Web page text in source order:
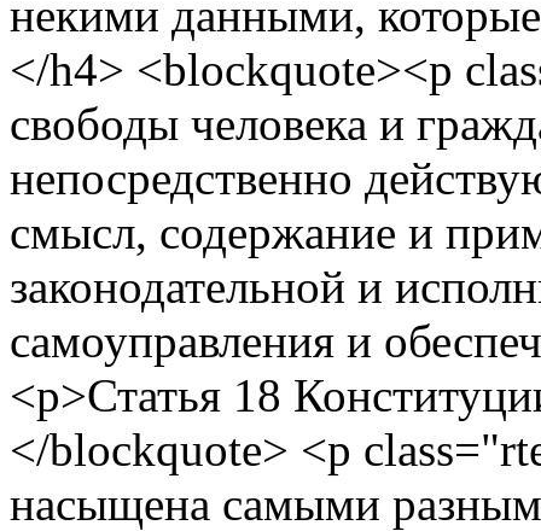
некими данными,
</h4> <blockquote><p
свободы человека и
непосредственно
смысл, содержание и
законодательной и
самоуправления и
<p>Статья 18
</blockquote> <p
насыщена самыми